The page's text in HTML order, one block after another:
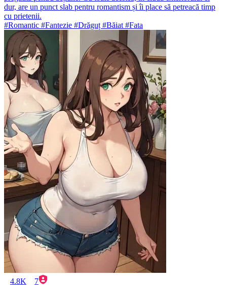
dur, are un punct slab pentru romantism și îi place să petreacă timp
cu prietenii.
#Romantic #Fantezie #Drăguț #Băiat #Fata
4.8K 7